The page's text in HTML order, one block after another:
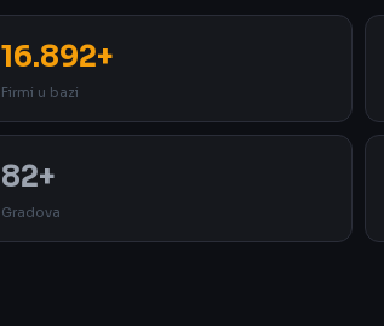
16.892+
Firmi u bazi
82+
Gradova